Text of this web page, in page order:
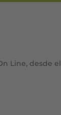
Line, desde